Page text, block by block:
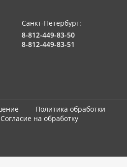
Санкт-Петербург:
8-812-449-83-50
8-812-449-83-51
Политика обработки
Согласие на обработку